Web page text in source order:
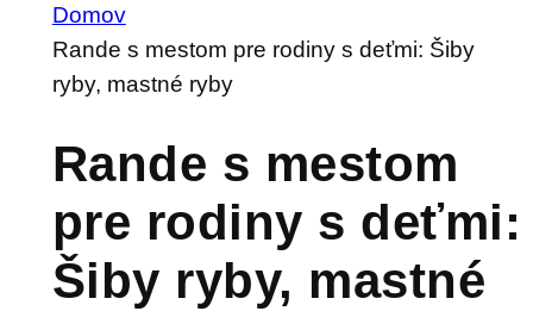
Domov
Rande s mestom pre rodiny s deťmi: Šiby
ryby, mastné ryby
Rande s mestom
pre rodiny s deťmi:
Šiby ryby, mastné